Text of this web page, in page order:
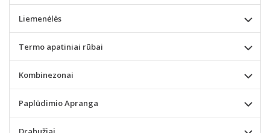
Liemenėlės
Termo apatiniai rūbai
Kombinezonai
Paplūdimio Apranga